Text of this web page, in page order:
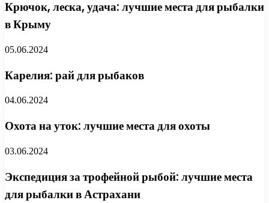
Крючок, леска, удача: лучшие места для рыбалки
в Крыму
05.06.2024
Карелия: рай для рыбаков
04.06.2024
Охота на уток: лучшие места для охоты
03.06.2024
Экспедиция за трофейной рыбой: лучшие места
для рыбалки в Астрахани